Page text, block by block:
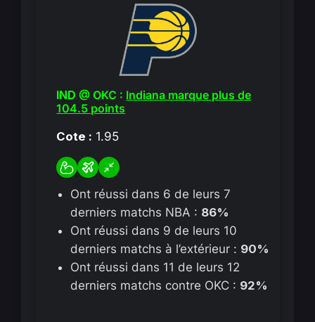
IND @ OKC : Indiana marque plus de
104.5 points
Cote : 1.95
Ont réussi dans 6 de leurs 7
derniers matchs NBA : 86%
Ont réussi dans 9 de leurs 10
derniers matchs à l’extérieur : 90%
Ont réussi dans 11 de leurs 12
derniers matchs contre OKC : 92%